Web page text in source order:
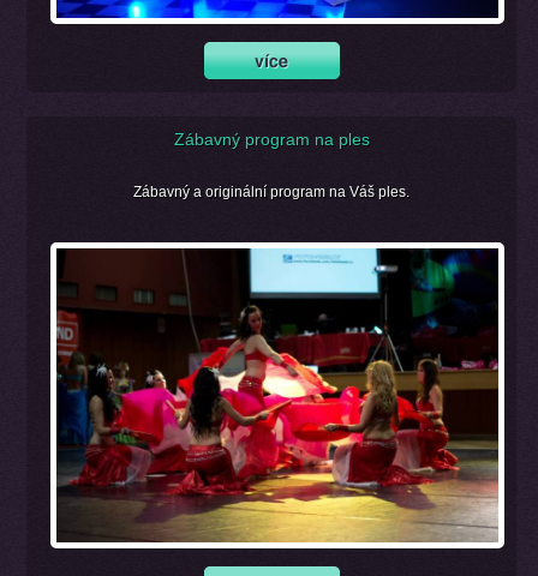
Zábavný program na ples
Zábavný a originální program na Váš ples.